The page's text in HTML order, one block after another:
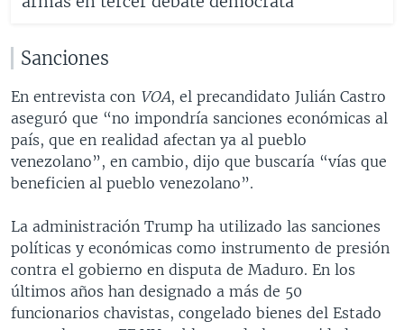
Sanciones
En entrevista con VOA, el precandidato Julián Castro
aseguró que “no impondría sanciones económicas al
país, que en realidad afectan ya al pueblo
venezolano”, en cambio, dijo que buscaría “vías que
beneficien al pueblo venezolano”.
La administración Trump ha utilizado las sanciones
políticas y económicas como instrumento de presión
contra el gobierno en disputa de Maduro. En los
últimos años han designado a más de 50
funcionarios chavistas, congelado bienes del Estado